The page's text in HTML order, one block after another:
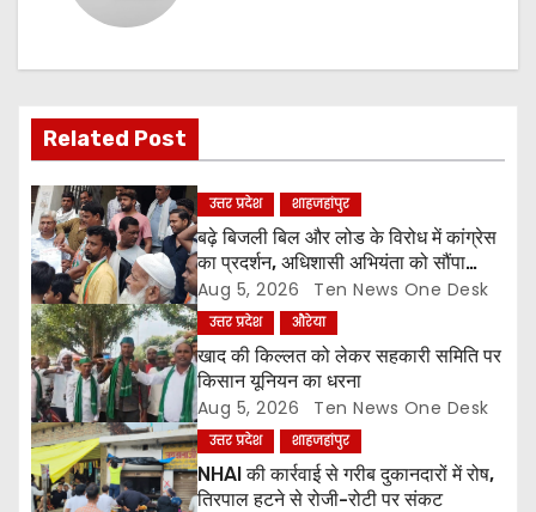
g
a
t
i
o
n
Related Post
उत्तर प्रदेश शाहजहांपुर
बढ़े बिजली बिल और लोड के विरोध में कांग्रेस
का प्रदर्शन, अधिशासी अभियंता को सौंपा
ज्ञापन
Aug 5, 2026 Ten News One Desk
उत्तर प्रदेश औरेया
खाद की किल्लत को लेकर सहकारी समिति पर
किसान यूनियन का धरना
Aug 5, 2026 Ten News One Desk
उत्तर प्रदेश शाहजहांपुर
NHAI की कार्रवाई से गरीब दुकानदारों में रोष,
तिरपाल हटने से रोजी-रोटी पर संकट